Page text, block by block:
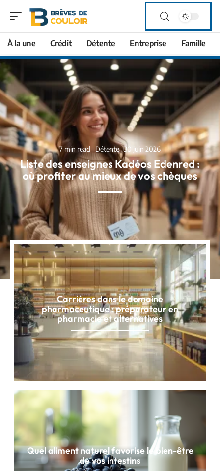
À la une Crédit Détente Entreprise Famille
7 min read Détente 30 juin 2026
Liste des enseignes Kadéos Edenred :
où profiter au mieux de vos chèques
Carrières dans le domaine
pharmaceutique : préparateur en
pharmacie et alternatives
Quel aliment naturel favorise le bien-être
de vos intestins